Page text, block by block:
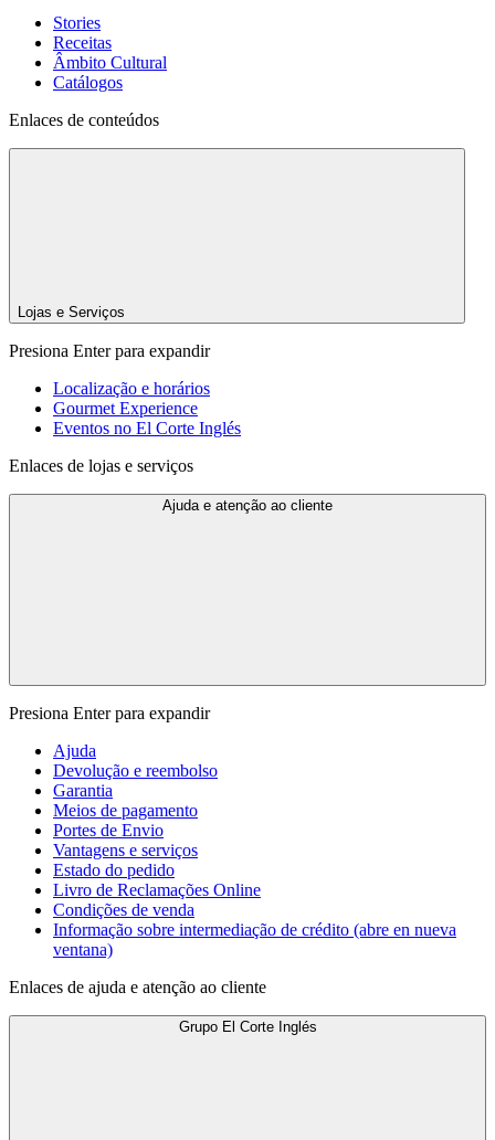
Stories
Receitas
Âmbito Cultural
Catálogos
Enlaces de conteúdos
Lojas e Serviços
Presiona Enter para expandir
Localização e horários
Gourmet Experience
Eventos no El Corte Inglés
Enlaces de lojas e serviços
Ajuda e atenção ao cliente
Presiona Enter para expandir
Ajuda
Devolução e reembolso
Garantia
Meios de pagamento
Portes de Envio
Vantagens e serviços
Estado do pedido
Livro de Reclamações Online
Condições de venda
Informação sobre intermediação de crédito (abre en nueva
ventana)
Enlaces de ajuda e atenção ao cliente
Grupo El Corte Inglés